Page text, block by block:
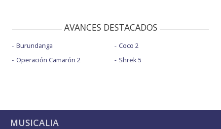
AVANCES DESTACADOS
Burundanga
Operación Camarón 2
Coco 2
Shrek 5
MUSICALIA